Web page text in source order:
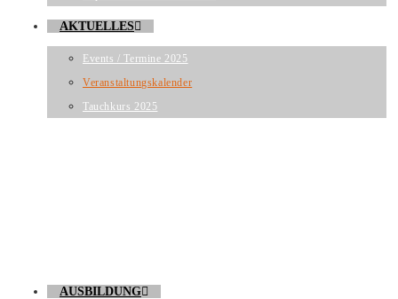
AKTUELLES
Events / Termine 2025
Veranstaltungskalender
Tauchkurs 2025
AUSBILDUNG